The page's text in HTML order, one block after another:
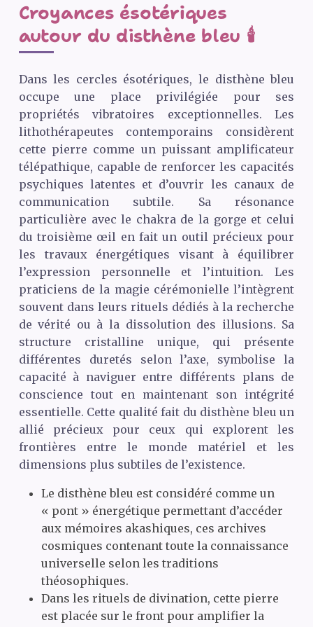
Croyances ésotériques
autour du disthène bleu 🕯️
Dans les cercles ésotériques, le disthène bleu
occupe une place privilégiée pour ses
propriétés vibratoires exceptionnelles. Les
lithothérapeutes contemporains considèrent
cette pierre comme un puissant amplificateur
télépathique, capable de renforcer les capacités
psychiques latentes et d’ouvrir les canaux de
communication subtile. Sa résonance
particulière avec le chakra de la gorge et celui
du troisième œil en fait un outil précieux pour
les travaux énergétiques visant à équilibrer
l’expression personnelle et l’intuition. Les
praticiens de la magie cérémonielle l’intègrent
souvent dans leurs rituels dédiés à la recherche
de vérité ou à la dissolution des illusions. Sa
structure cristalline unique, qui présente
différentes duretés selon l’axe, symbolise la
capacité à naviguer entre différents plans de
conscience tout en maintenant son intégrité
essentielle. Cette qualité fait du disthène bleu un
allié précieux pour ceux qui explorent les
frontières entre le monde matériel et les
dimensions plus subtiles de l’existence.
Le disthène bleu est considéré comme un
« pont » énergétique permettant d’accéder
aux mémoires akashiques, ces archives
cosmiques contenant toute la connaissance
universelle selon les traditions
théosophiques.
Dans les rituels de divination, cette pierre
est placée sur le front pour amplifier la